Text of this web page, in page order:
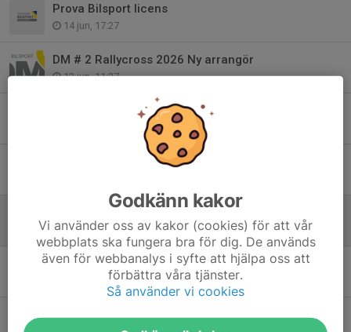
Prova Bilsport licens
14 jun, 17:27
DM # 2 Rallycross 2026 Ny arrangör
12 jun, 11:27
DM # 2 Rallycross 2026 Vännäs MK inställt
Justeringar DM Rallycross 2026
7 maj, 20:39
Förarlicensutbildning Folkrace
4 maj, 16:46
När blir det godkänt?
Godkänn kakor
Vi använder oss av kakor (cookies) för att vår
webbplats ska fungera bra för dig. De används
även för webbanalys i syfte att hjälpa oss att
förbättra våra tjänster.
Så använder vi cookies